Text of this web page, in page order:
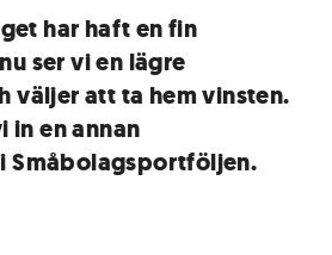
har haft en fin
ser vi en lägre
väljer att ta hem vinsten.
in en annan
Småbolagsportföljen.